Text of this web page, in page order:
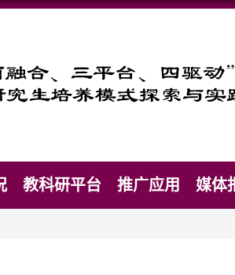
教科研平台 推广应用 媒体